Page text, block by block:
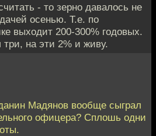
- то зерно давалось не
осенью. Т.е. по
выходит 200-300% годовых.
на эти 2% и живу.
Мадянов вообще сыграл
офицера? Сплошь одни